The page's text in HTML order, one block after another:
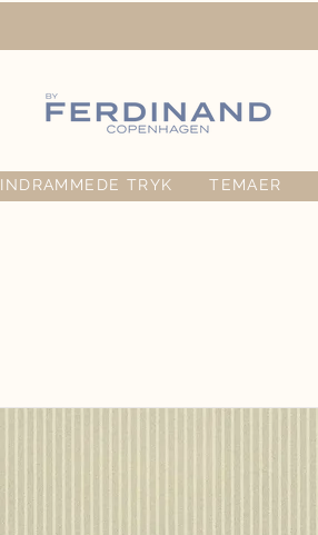
INDRAMMEDE TRYK TEMAER